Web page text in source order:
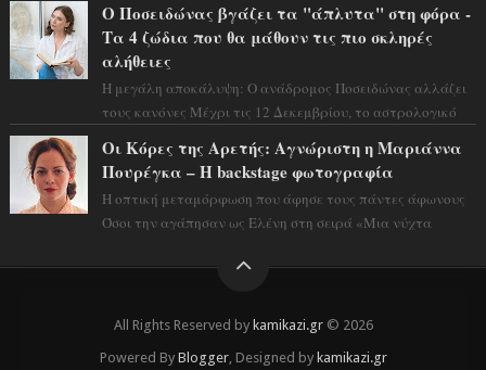
Ο Ποσειδώνας βγάζει τα "άπλυτα" στη φόρα -
Τα 4 ζώδια που θα μάθουν τις πιο σκληρές
αλήθειες
Η μεγάλη αποκάλυψη: Ο ανάδρομος Ποσειδώνας αλλάζει
τους κανόνες Μέχρι τις 12 Δεκεμβρίου, το αστρολογικό
Οι Κόρες της Αρετής: Αγνώριστη η Μαριάννα
Πουρέγκα – H backstage φωτογραφία
Η οπτική μεταμόρφωση που άφησε τους πάντες άφωνους
Όσοι την αγάπησαν ως Ελένη στη σειρά «Μια νύχτα
All Rights Reserved by kamikazi.gr© 2026
Powered By Blogger, Designed by kamikazi.gr